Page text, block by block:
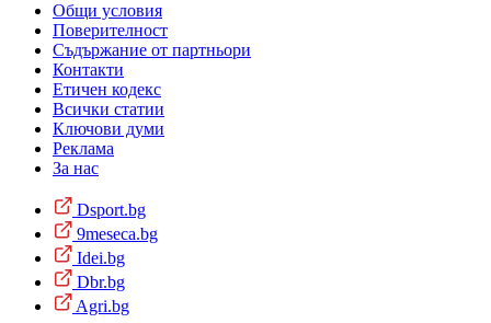
Общи условия
Поверителност
Съдържание от партньори
Контакти
Етичен кодекс
Всички статии
Ключови думи
Реклама
За нас
Dsport.bg
9meseca.bg
Idei.bg
Dbr.bg
Agri.bg